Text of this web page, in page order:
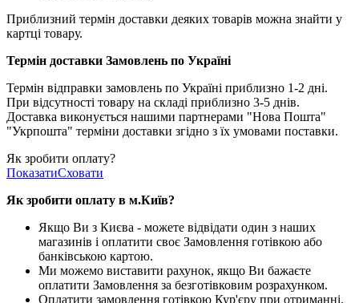
Приблизний термін доставки деяких товарів можна знайти у
картці товару.
Термін доставки Замовлень по Україні
Термін відправки замовлень по Україні приблизно 1-2 дні.
При відсутності товару на складі приблизно 3-5 днів.
Доставка виконується нашими партнерами "Нова Пошта"
"Укрпошта" терміни доставки згідно з їх умовами поставки.
Як зробити оплату?
ПоказатиСховати
Як зробити оплату в м.Київ?
Якщо Ви з Києва - можете відвідати один з наших
магазинів і оплатити своє Замовлення готівкою або
банківською картою.
Ми можемо виставити рахунок, якщо Ви бажаєте
оплатити Замовлення за безготівковим розрахунком.
Оплатити замовлення готівкою Кур'єру при отриманні.